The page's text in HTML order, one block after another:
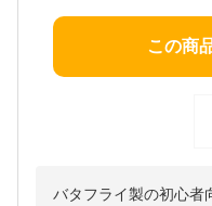
この商
バタフライ製の初心者